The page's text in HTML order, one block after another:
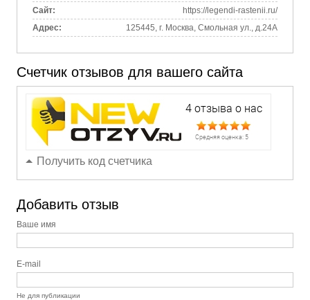
Сайт:
https://legendi-rastenii.ru/
Адрес:
125445, г. Москва, Смольная ул., д.24А
Счетчик отзывов для вашего сайта
Получить код счетчика
Добавить отзыв
Ваше имя
E-mail
Не для публикации